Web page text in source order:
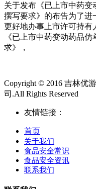
关于发布《已上市中药
撰写要求》的布告为了进
更好地办事上市许可持有
《已上市中药变动药品
求》，
Copyright © 2016 吉林优
司.All Rights Reserved
友情链接：
首页
关于我们
食品安全常识
食品安全资讯
联系我们